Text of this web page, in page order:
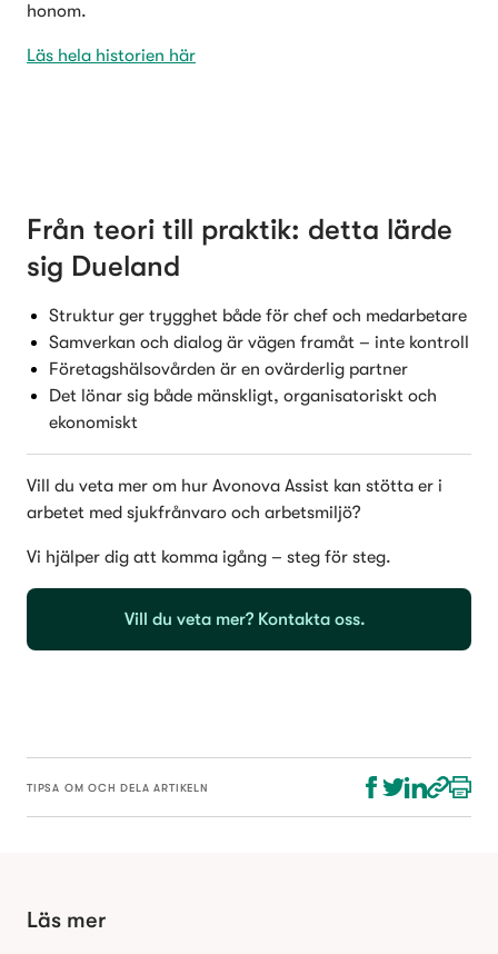
honom.
Läs hela historien här
Från teori till praktik: detta lärde
sig Dueland
Struktur ger trygghet både för chef och medarbetare
Samverkan och dialog är vägen framåt – inte kontroll
Företagshälsovården är en ovärderlig partner
Det lönar sig både mänskligt, organisatoriskt och
ekonomiskt
Vill du veta mer om hur Avonova Assist kan stötta er i
Vi hjälper dig att komma igång – steg för steg.
Vill du veta mer? Kontakta oss.
TIPSA OM OCH DELA ARTIKELN
Läs mer